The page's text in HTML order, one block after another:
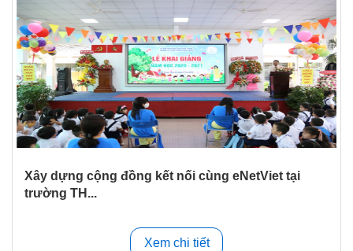
Xây dựng cộng đồng kết nối cùng eNetViet tại
trường TH...
Xem chi tiết